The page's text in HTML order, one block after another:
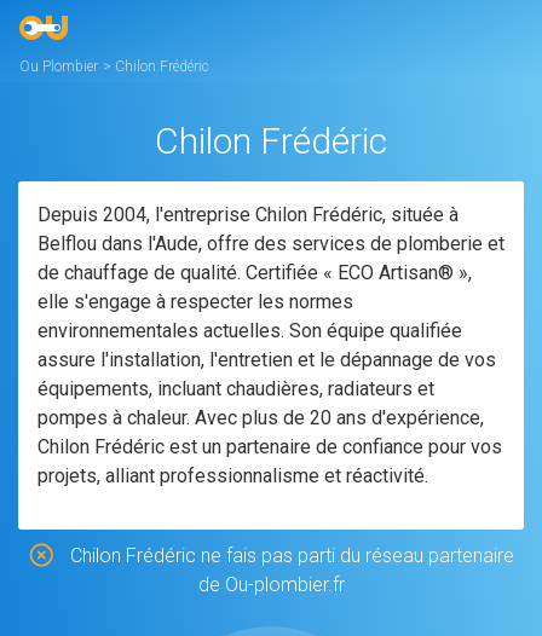
Ou Plombier > Chilon Frédéric
Chilon Frédéric
Depuis 2004, l'entreprise Chilon Frédéric, située à
Belflou dans l'Aude, offre des services de plomberie et
de chauffage de qualité. Certifiée « ECO Artisan® »,
elle s'engage à respecter les normes
environnementales actuelles. Son équipe qualifiée
assure l'installation, l'entretien et le dépannage de vos
équipements, incluant chaudières, radiateurs et
pompes à chaleur. Avec plus de 20 ans d'expérience,
Chilon Frédéric est un partenaire de confiance pour vos
projets, alliant professionnalisme et réactivité.
Chilon Frédéric ne fais pas parti du réseau partenaire
de Ou-plombier.fr